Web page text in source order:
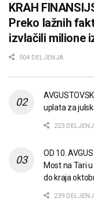
KRAH
Preko lažnih
izvlačili milione
504 DELJENJA
uplata za
223
OD 10.
Most na Tari
do kraja
239